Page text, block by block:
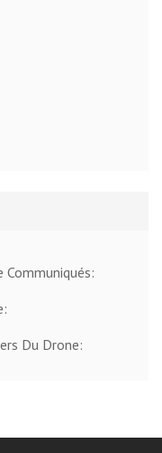
Communiqués:
Du Drone: